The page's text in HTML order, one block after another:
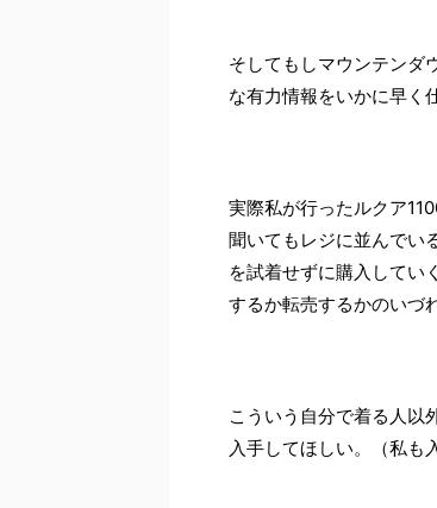
そしてもしマウンテンダ
な有力情報をいかに早く
実際私が行ったルクア
聞いてもレジに並んでい
を試着せずに購入してい
するか転売するかのいづ
こういう自分で着る人以
入手してほしい。（私も